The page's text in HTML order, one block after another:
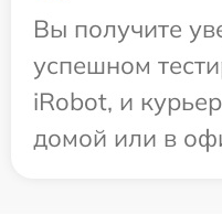
Вы получите
успешном
iRobot, и
домой или в